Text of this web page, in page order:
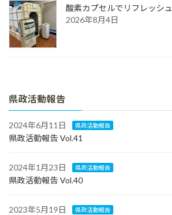
酸素カプセルでリフレッシュ
2026年8月4日
県政活動報告
2024年6月11日 県政活動報告
県政活動報告 Vol.41
2024年1月23日 県政活動報告
県政活動報告 Vol.40
2023年5月19日 県政活動報告